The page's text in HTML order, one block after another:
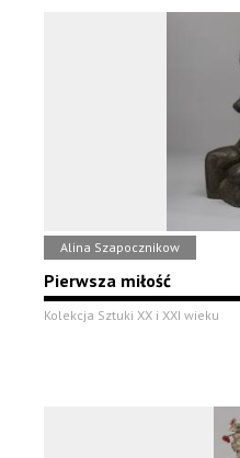
Alina Szapocznikow
Pierwsza miłość
Kolekcja Sztuki XX i XXI wieku